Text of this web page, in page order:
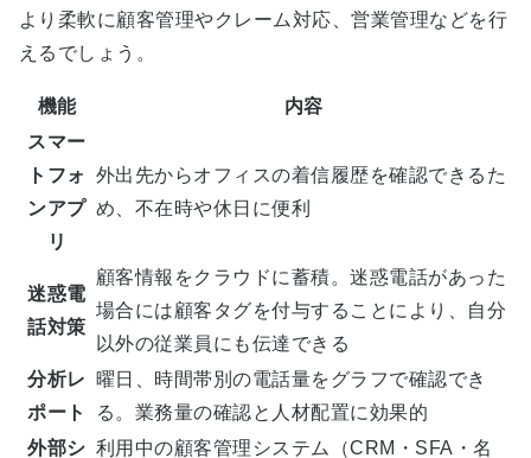
より柔軟に顧客管理やクレーム対応、営業管理などを行
えるでしょう。
機能
内容
スマー
トフォ
ンアプ
リ
外出先からオフィスの着信履歴を確認できるた
め、不在時や休日に便利
迷惑電
話対策
顧客情報をクラウドに蓄積。迷惑電話があった
場合には顧客タグを付与することにより、自分
以外の従業員にも伝達できる
分析レ
ポート
曜日、時間帯別の電話量をグラフで確認でき
る。業務量の確認と人材配置に効果的
外部シ 利用中の顧客管理システム（CRM・SFA・名